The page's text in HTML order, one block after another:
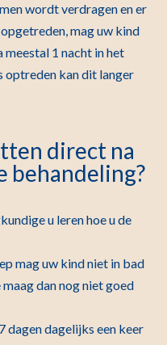
wordt verdragen en er
mag uw kind
1 nacht in het
optreden kan dit langer
direct na
behandeling?
u leren hoe u de
mag uw kind niet in bad
dan nog niet goed
dagen dagelijks een keer